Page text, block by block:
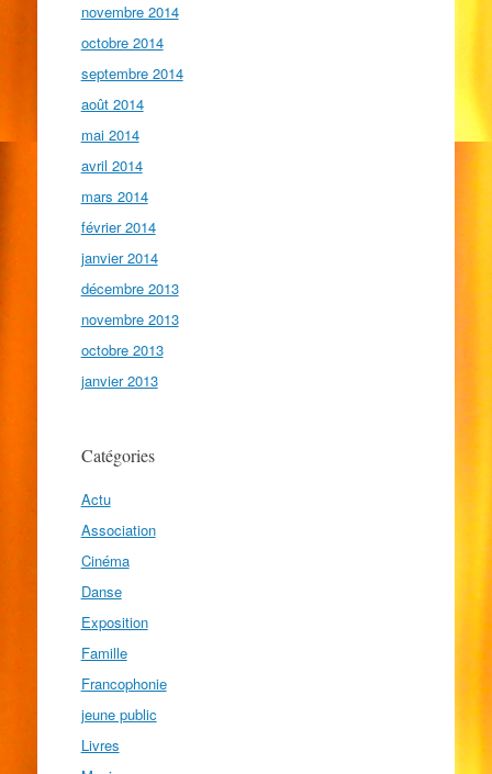
novembre 2014
octobre 2014
septembre 2014
août 2014
mai 2014
avril 2014
mars 2014
février 2014
janvier 2014
décembre 2013
novembre 2013
octobre 2013
janvier 2013
Catégories
Actu
Association
Cinéma
Danse
Exposition
Famille
Francophonie
jeune public
Livres